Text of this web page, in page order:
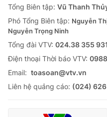
Tổng Biên tập: Vũ Thanh
Phó Tổng Biên tập: Nguyễn
Nguyễn Trọng Ninh
Tổng đài VTV: 024.38 355
Ðiện thoại Thời báo VTV:
Email: toasoan@vtv.vn
Liên hệ quảng cáo: (024)